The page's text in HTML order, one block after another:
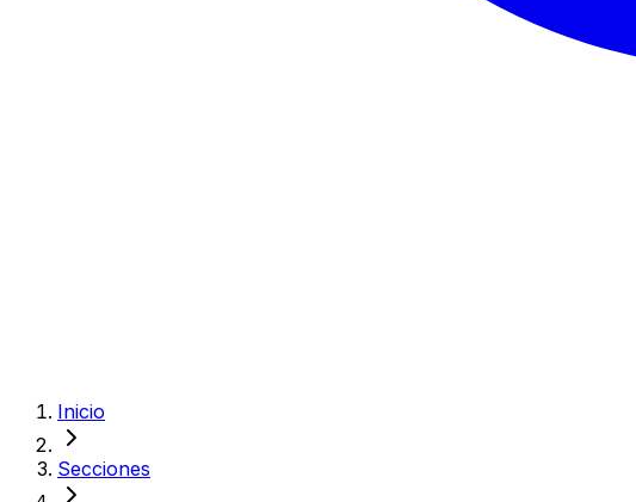
Inicio
Secciones